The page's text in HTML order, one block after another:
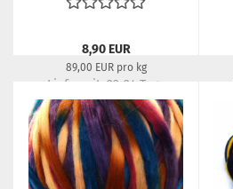
8,90 EUR
89,00 EUR pro kg
Lieferzeit: 22-24 Tage